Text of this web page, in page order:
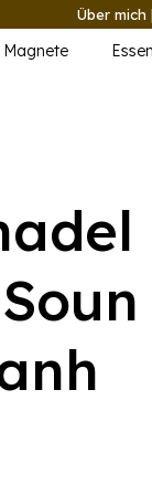
Über mich
Magnete